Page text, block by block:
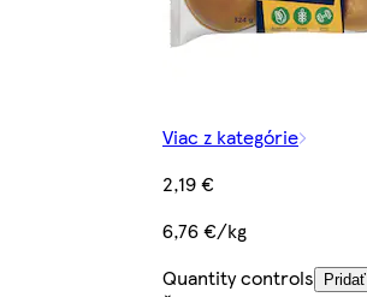
Viac z kategórie
2,19 €
6,76 €/kg
Quantity controls
Pridať